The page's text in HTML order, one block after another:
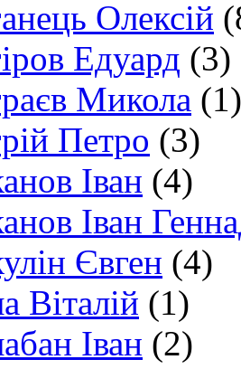
Олексій
Едуард (3)
Микола (1)
Петро (3)
Іван (4)
Іван
Євген (4)
Віталій (1)
Іван (2)